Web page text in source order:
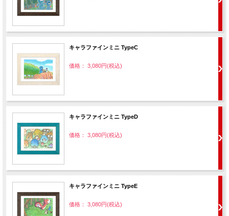
キャラファインミニ TypeC
価格： 3,080円(税込)
キャラファインミニ TypeD
価格： 3,080円(税込)
キャラファインミニ TypeE
価格： 3,080円(税込)